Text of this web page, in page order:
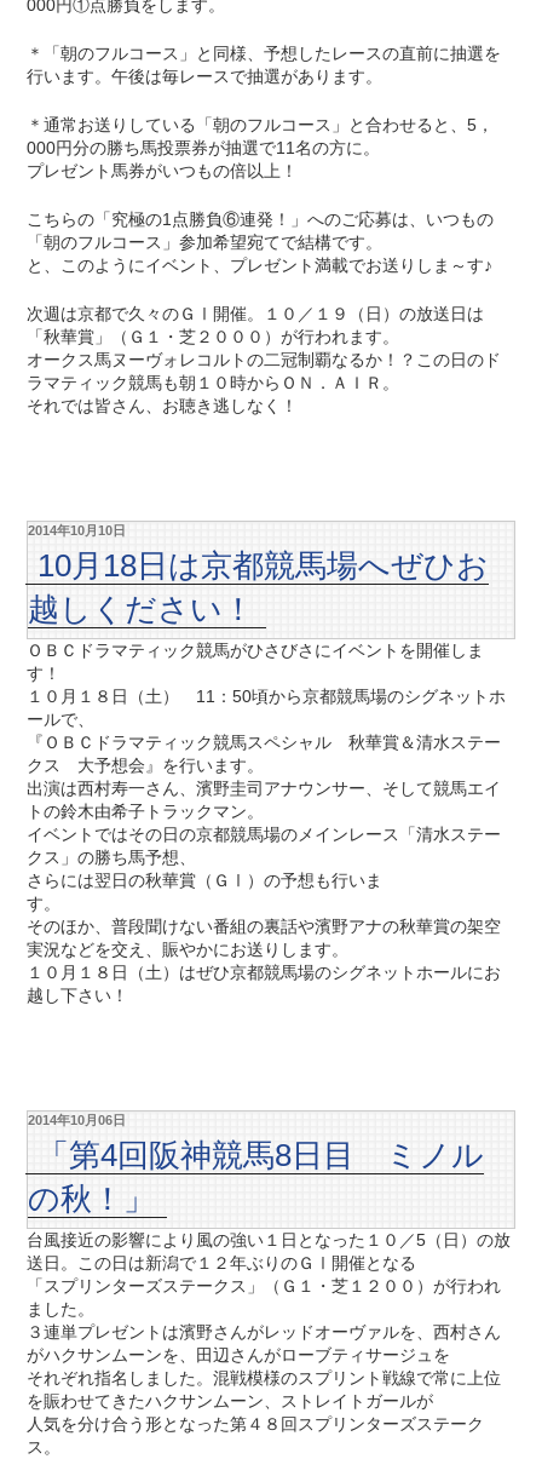
000円①点勝負をします。
＊「朝のフルコース」と同様、予想したレースの直前に抽選を
行います。午後は毎レースで抽選があります。
＊通常お送りしている「朝のフルコース」と合わせると、5，
000円分の勝ち馬投票券が抽選で11名の方に。
プレゼント馬券がいつもの倍以上！
こちらの「究極の1点勝負⑥連発！」へのご応募は、いつもの
「朝のフルコース」参加希望宛てで結構です。
と、このようにイベント、プレゼント満載でお送りしま～す♪
次週は京都で久々のＧⅠ開催。１０／１９（日）の放送日は
「秋華賞」（Ｇ１・芝２０００）が行われます。
オークス馬ヌーヴォレコルトの二冠制覇なるか！？この日のド
ラマティック競馬も朝１０時からＯＮ．ＡＩＲ。
それでは皆さん、お聴き逃しなく！
2014年10月10日
10月18日は京都競馬場へぜひお
越しください！
ＯＢＣドラマティック競馬がひさびさにイベントを開催しま
す！
１０月１８日（土） 11：50頃から京都競馬場のシグネットホ
ールで、
『ＯＢＣドラマティック競馬スペシャル 秋華賞＆清水ステー
クス 大予想会』を行います。
出演は西村寿一さん、濱野圭司アナウンサー、そして競馬エイ
トの鈴木由希子トラックマン。
イベントではその日の京都競馬場のメインレース「清水ステー
クス」の勝ち馬予想、
さらには翌日の秋華賞（ＧⅠ）の予想も行いま
す。
そのほか、普段聞けない番組の裏話や濱野アナの秋華賞の架空
実況などを交え、賑やかにお送りします。
１０月１８日（土）はぜひ京都競馬場のシグネットホールにお
越し下さい！
2014年10月06日
「第4回阪神競馬8日目 ミノル
の秋！」
台風接近の影響により風の強い１日となった１０／5（日）の放
送日。この日は新潟で１２年ぶりのＧⅠ開催となる
「スプリンターズステークス」（Ｇ１・芝１２００）が行われ
ました。
３連単プレゼントは濱野さんがレッドオーヴァルを、西村さん
がハクサンムーンを、田辺さんがローブティサージュを
それぞれ指名しました。混戦模様のスプリント戦線で常に上位
を賑わせてきたハクサンムーン、ストレイトガールが
人気を分け合う形となった第４８回スプリンターズステーク
ス。